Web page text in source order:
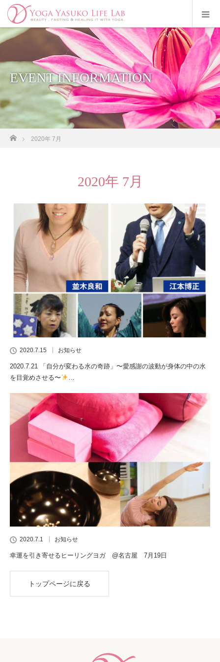
EVENT INFORMATION
2020年 7月
2020年 7月
2020.7.15 お知らせ
2020.7.21 「自分が変わる水の奇跡」〜愛感謝の波動が身体の中の水
を目覚めさせる〜
2020.7.1 お知らせ
幸運を引き寄せるヒーリングヨガ @名古屋 7月19日
トップページに戻る